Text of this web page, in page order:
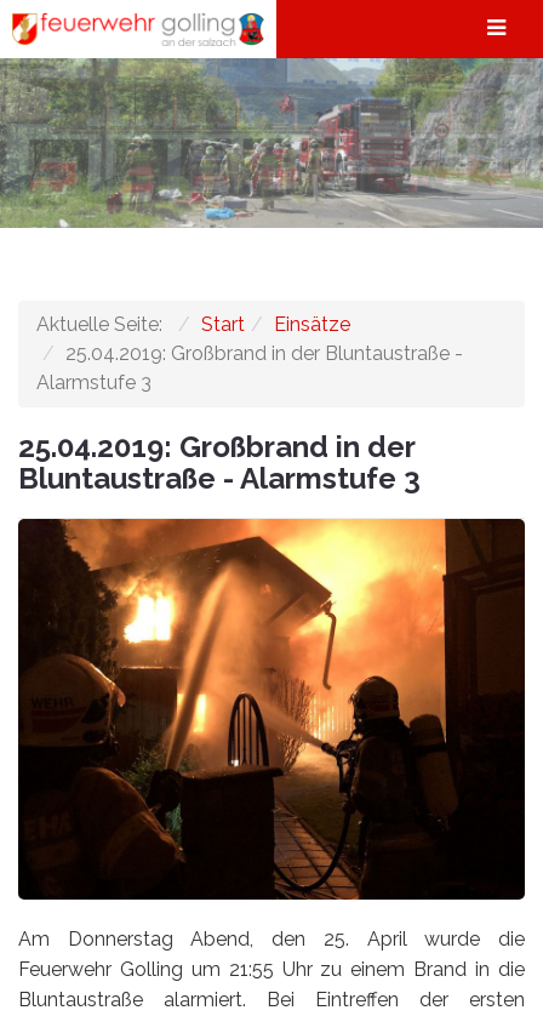
Aktuelle Seite: Start
Einsätze
25.04.2019: Großbrand in der Bluntaustraße -
Alarmstufe 3
25.04.2019: Großbrand in der
Bluntaustraße - Alarmstufe 3
Am Donnerstag Abend, den 25. April wurde die
Feuerwehr Golling um 21:55 Uhr zu einem Brand in die
Bluntaustraße alarmiert. Bei Eintreffen der ersten